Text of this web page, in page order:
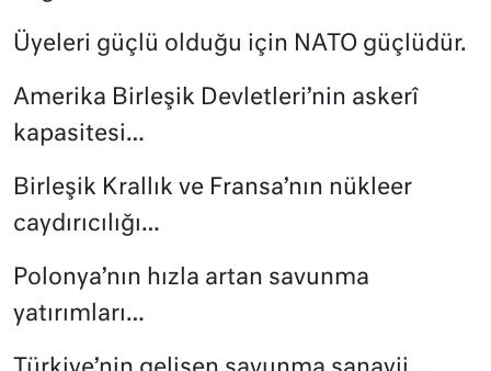
Üyeleri güçlü olduğu için NATO güçlüdür.
Amerika Birleşik Devletleri’nin askerî
kapasitesi…
Birleşik Krallık ve Fransa’nın nükleer
caydırıcılığı…
Polonya’nın hızla artan savunma
yatırımları…